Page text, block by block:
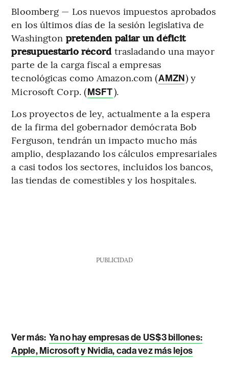
Bloomberg — Los nuevos impuestos aprobados
en los últimos días de la sesión legislativa de
Washington pretenden paliar un déficit
presupuestario récord trasladando una mayor
parte de la carga fiscal a empresas
tecnológicas como Amazon.com (AMZN) y
Microsoft Corp. (MSFT).
Los proyectos de ley, actualmente a la espera
de la firma del gobernador demócrata Bob
Ferguson, tendrán un impacto mucho más
amplio, desplazando los cálculos empresariales
a casi todos los sectores, incluidos los bancos,
las tiendas de comestibles y los hospitales.
PUBLICIDAD
Ver más: Ya no hay empresas de US$3 billones:
Apple, Microsoft y Nvidia, cada vez más lejos